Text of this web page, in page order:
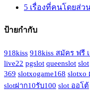
5 เรื่องที่คนโดยส่
ป้ายกำกับ
918kiss 918kiss สมัคร ฟรี
live22 pgslot queenslot slot
369 slotxogame168 slotxo
slotฝาก10รับ100 slot ออโต้